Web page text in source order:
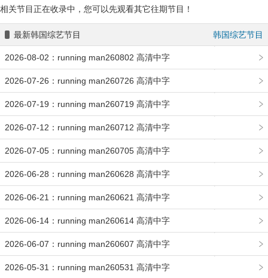
相关节目正在收录中，您可以先观看其它往期节目！
最新韩国综艺节目 韩国综艺节目
2026-08-02：running man260802 高清中字
2026-07-26：running man260726 高清中字
2026-07-19：running man260719 高清中字
2026-07-12：running man260712 高清中字
2026-07-05：running man260705 高清中字
2026-06-28：running man260628 高清中字
2026-06-21：running man260621 高清中字
2026-06-14：running man260614 高清中字
2026-06-07：running man260607 高清中字
2026-05-31：running man260531 高清中字